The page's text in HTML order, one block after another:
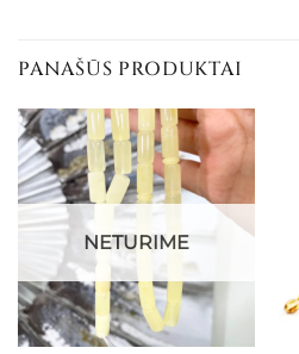
PANAŠŪS PRODUKTAI
NETURIME